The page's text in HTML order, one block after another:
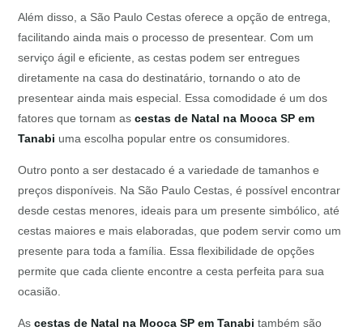
Além disso, a São Paulo Cestas oferece a opção de entrega,
facilitando ainda mais o processo de presentear. Com um
serviço ágil e eficiente, as cestas podem ser entregues
diretamente na casa do destinatário, tornando o ato de
presentear ainda mais especial. Essa comodidade é um dos
fatores que tornam ascestas de Natal na Mooca SP em
Tanabi uma escolha popular entre os consumidores.
Outro ponto a ser destacado é a variedade de tamanhos e
preços disponíveis. Na São Paulo Cestas, é possível encontrar
desde cestas menores, ideais para um presente simbólico, até
cestas maiores e mais elaboradas, que podem servir como um
presente para toda a família. Essa flexibilidade de opções
permite que cada cliente encontre a cesta perfeita para sua
ocasião.
Ascestas de Natal na Mooca SP em Tanabi também são